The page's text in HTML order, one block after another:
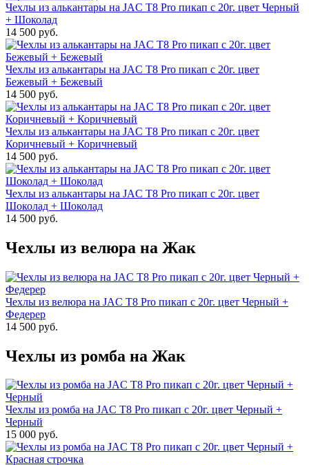
Чехлы из алькантары на JAC T8 Pro пикап с 20г. цвет Черный
+ Шоколад
14 500 руб.
Чехлы из алькантары на JAC T8 Pro пикап с 20г. цвет
Бежевый + Бежевый
14 500 руб.
Чехлы из алькантары на JAC T8 Pro пикап с 20г. цвет
Коричневый + Коричневый
14 500 руб.
Чехлы из алькантары на JAC T8 Pro пикап с 20г. цвет
Шоколад + Шоколад
14 500 руб.
Чехлы из велюра на Жак
Чехлы из велюра на JAC T8 Pro пикап с 20г. цвет Черный +
Федерер
14 500 руб.
Чехлы из ромба на Жак
Чехлы из ромба на JAC T8 Pro пикап с 20г. цвет Черный +
Черный
15 000 руб.